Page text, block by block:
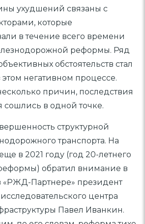
ухудшений связаны с
которые
в течение всего времени
реформы. Ряд
обстоятельств стал
этом негативном процессе.
причин, последствия
сошлись в одной точке.
структурной
транспорта. На
в 2021 году (год 20-летнего
обратил внимание в
«РЖД-Партнере» президент
центра
Павел Иванкин.